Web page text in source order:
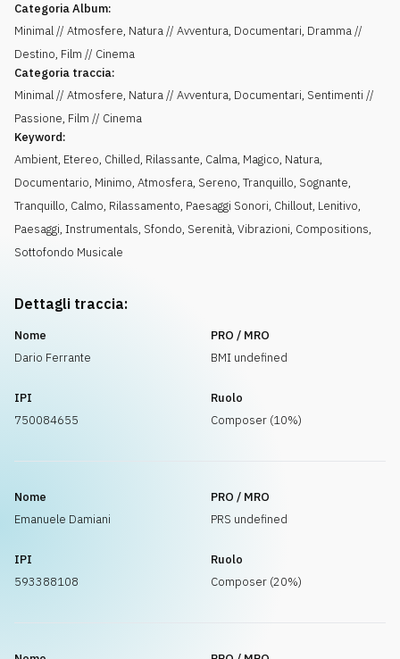
Categoria Album:
Minimal // Atmosfere, Natura // Avventura, Documentari, Dramma //
Destino, Film // Cinema
Categoria traccia:
Minimal // Atmosfere, Natura // Avventura, Documentari, Sentimenti //
Passione, Film // Cinema
Keyword:
Ambient, Etereo, Chilled, Rilassante, Calma, Magico, Natura,
Documentario, Minimo, Atmosfera, Sereno, Tranquillo, Sognante,
Tranquillo, Calmo, Rilassamento, Paesaggi Sonori, Chillout, Lenitivo,
Paesaggi, Instrumentals, Sfondo, Serenità, Vibrazioni, Compositions,
Sottofondo Musicale
Dettagli traccia:
Nome
Dario Ferrante
PRO / MRO
BMI undefined
IPI
750084655
Ruolo
Composer (10%)
Nome
Emanuele Damiani
PRO / MRO
PRS undefined
IPI
593388108
Ruolo
Composer (20%)